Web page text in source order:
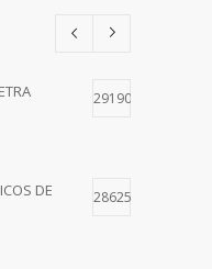
29190
DE
28625